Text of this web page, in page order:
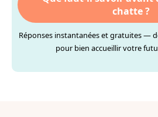
chatte ?
Réponses instantanées et gratuites —
pour bien accueillir votre